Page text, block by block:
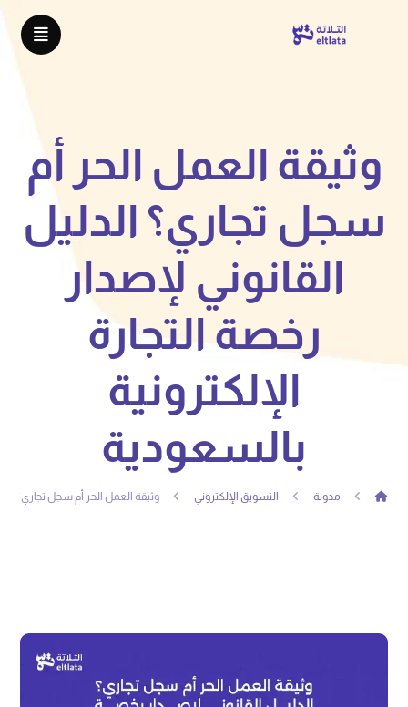
وثيقة العمل الحر أم
سجل تجاري؟ الدليل
القانوني لإصدار
رخصة التجارة
الإلكترونية
بالسعودية
مدونة التسويق الإلكتروني وثيقة العمل الحر أم سجل تجاري؟